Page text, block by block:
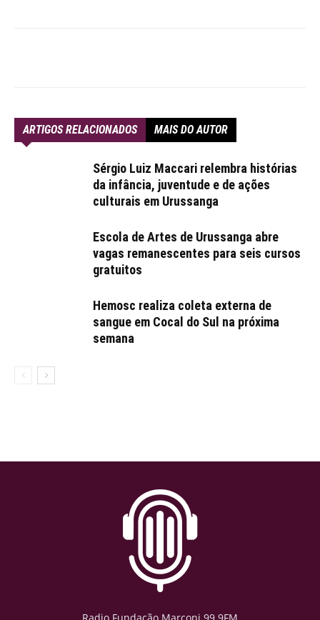
ARTIGOS RELACIONADOS MAIS DO AUTOR
Sérgio Luiz Maccari relembra histórias
da infância, juventude e de ações
culturais em Urussanga
Escola de Artes de Urussanga abre
vagas remanescentes para seis cursos
gratuitos
Hemosc realiza coleta externa de
sangue em Cocal do Sul na próxima
semana
Radio Fundação Marconi 99.9FM